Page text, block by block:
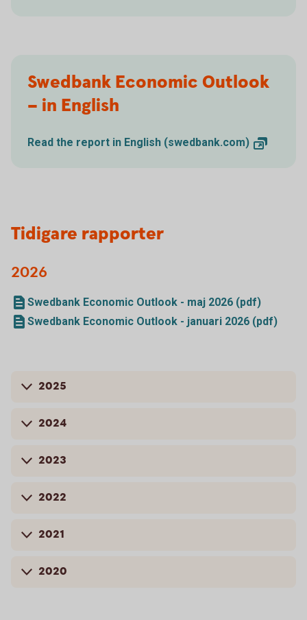
Swedbank Economic Outlook
– in English
Read the report in English (swedbank.com)
Tidigare rapporter
2026
Swedbank Economic Outlook - maj 2026 (pdf)
Swedbank Economic Outlook - januari 2026 (pdf)
2025
2024
2023
2022
2021
2020